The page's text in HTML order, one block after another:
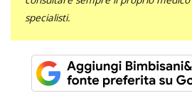
specialisti.